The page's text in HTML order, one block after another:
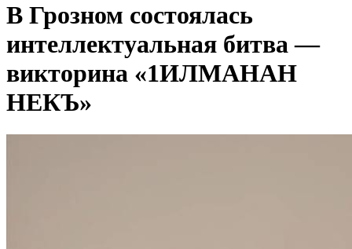
В Грозном состоялась
интеллектуальная битва —
викторина «1ИЛМАНАН
НЕКЪ»